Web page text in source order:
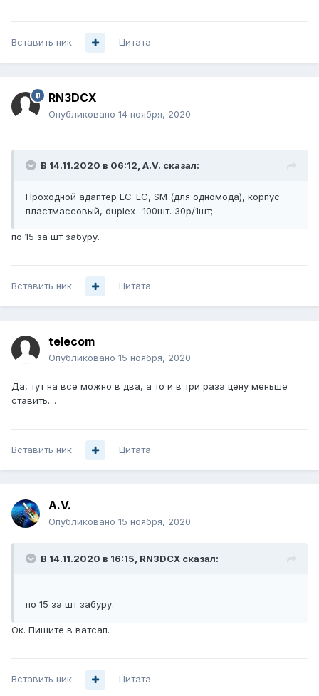
Вставить ник Цитата
RN3DCX
Опубликовано 14 ноября, 2020
В 14.11.2020 в 06:12, A.V. сказал:
Проходной адаптер LC-LC, SM (для одномода), корпус
пластмассовый, duplex- 100шт. 30р/1шт;
по 15 за шт забуру.
Вставить ник Цитата
telecom
Опубликовано 15 ноября, 2020
Да, тут на все можно в два, а то и в три раза цену меньше
ставить....
Вставить ник Цитата
A.V.
Опубликовано 15 ноября, 2020
В 14.11.2020 в 16:15, RN3DCX сказал:
по 15 за шт забуру.
Ок. Пишите в ватсап.
Вставить ник Цитата